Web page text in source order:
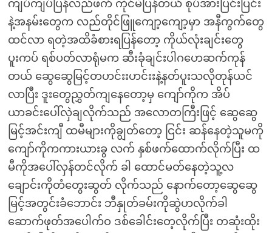
ကျပ်ကျပ်ပြန်လည်ဖက် ကိုင်မိပြန်တယ် စုပ်အားပြင်းပြင်း
နဲ့အနမ်းတွေက လည်တိုင်ဖြူကျော့ကျော့မှာ အနီကွက်တွေ
ထင်လာ ရတဲ့အထိခံစားရပြန်တော့ ကိုယ်လုံးချင်းတွေ
ပူးကပ် ရစ်ပတ်လာရုံမက ဆီးခုံချင်းပါဂဟေဆက်ကုန်
တယ် ဆွေဆွေမြင့်တဟင်းးဟင်းးနဲ့နတ်ပူးသလိုတုန်ယင်
လာပြီး ဒူးတွေညွှတ်ကျနေတော့မှ ကျော်ကိုက အိပ်
ယာခင်းပေါ်လှဲချလိုက်သည် အလောတကြီးဖြင့် ဆွေဆွေ
မြင့်အင်းကျီ ထမီများကိုချွတ်တော့ ငြင်း ဆန်နေတဲ့သူမကို
ကျော်ကိုကကားယားခွ လက် နှစ်ဖက်ထောက်လိုက်ပြီး ထ
မီကိုအပေါ်လှန်တင်လိုက် ခါ ထောင်မတ်နေတဲ့သူ့လ
ချောင်းကိုတံတွေးဆွတ် လိုက်သည် နောက်တော့ဆွေဆွေ
မြင့်အတွင်းခံဘောင်း ဘီနှုတ်ခမ်းကိုဆွဲဟလိုက်ခါ
ဆောက်ဖုတ်အပေါက်ဝ ဒစ်ခေါင်းတေ့လိုက်ပြီး တဆုံးထိုး